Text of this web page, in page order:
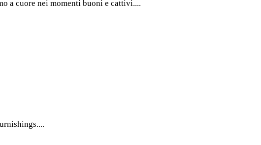
a cuore nei momenti buoni e cattivi.